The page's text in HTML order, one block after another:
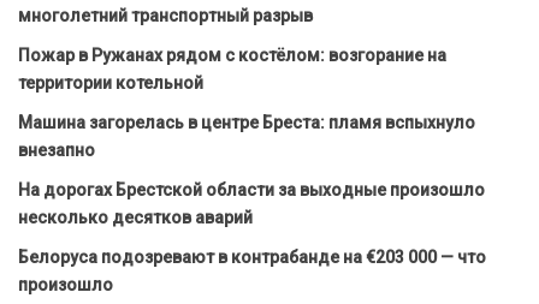
многолетний транспортный разрыв
Пожар в Ружанах рядом с костёлом: возгорание на
территории котельной
Машина загорелась в центре Бреста: пламя вспыхнуло
внезапно
На дорогах Брестской области за выходные произошло
несколько десятков аварий
Белоруса подозревают в контрабанде на €203 000 — что
произошло